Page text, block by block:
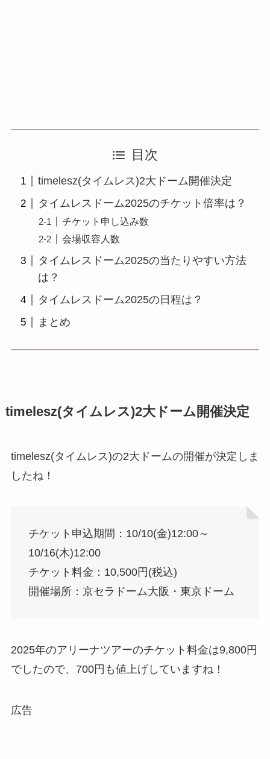
目次
timelesz(タイムレス)2大ドーム開催決定
タイムレスドーム2025のチケット倍率は？
チケット申し込み数
会場収容人数
タイムレスドーム2025の当たりやすい方法
は？
タイムレスドーム2025の日程は？
まとめ
timelesz(タイムレス)2大ドーム開催決定
timelesz(タイムレス)の2大ドームの開催が決定しま
したね！
チケット申込期間：10/10(金)12:00～
10/16(木)12:00
チケット料金：10,500円(税込)
開催場所：京セラドーム大阪・東京ドーム
2025年のアリーナツアーのチケット料金は9,800円
でしたので、700円も値上げしていますね！
広告